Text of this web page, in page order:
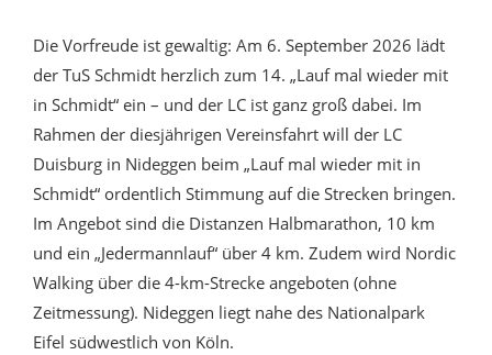
Die Vorfreude ist gewaltig: Am 6. September 2026 lädt
der TuS Schmidt herzlich zum 14. „Lauf mal wieder mit
in Schmidt“ ein – und der LC ist ganz groß dabei. Im
Rahmen der diesjährigen Vereinsfahrt will der LC
Duisburg in Nideggen beim „Lauf mal wieder mit in
Schmidt“ ordentlich Stimmung auf die Strecken bringen.
Im Angebot sind die Distanzen Halbmarathon, 10 km
und ein „Jedermannlauf“ über 4 km. Zudem wird Nordic
Walking über die 4-km-Strecke angeboten (ohne
Zeitmessung). Nideggen liegt nahe des Nationalpark
Eifel südwestlich von Köln.